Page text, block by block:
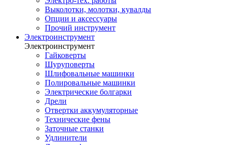
Выколотки, молотки, кувалды
Опции и аксессуары
Прочий инструмент
Электроинструмент
Электроинструмент
Гайковерты
Шуруповерты
Шлифовальные машинки
Полировальные машинки
Электрические болгарки
Дрели
Отвертки аккумуляторные
Технические фены
Заточные станки
Удлинители